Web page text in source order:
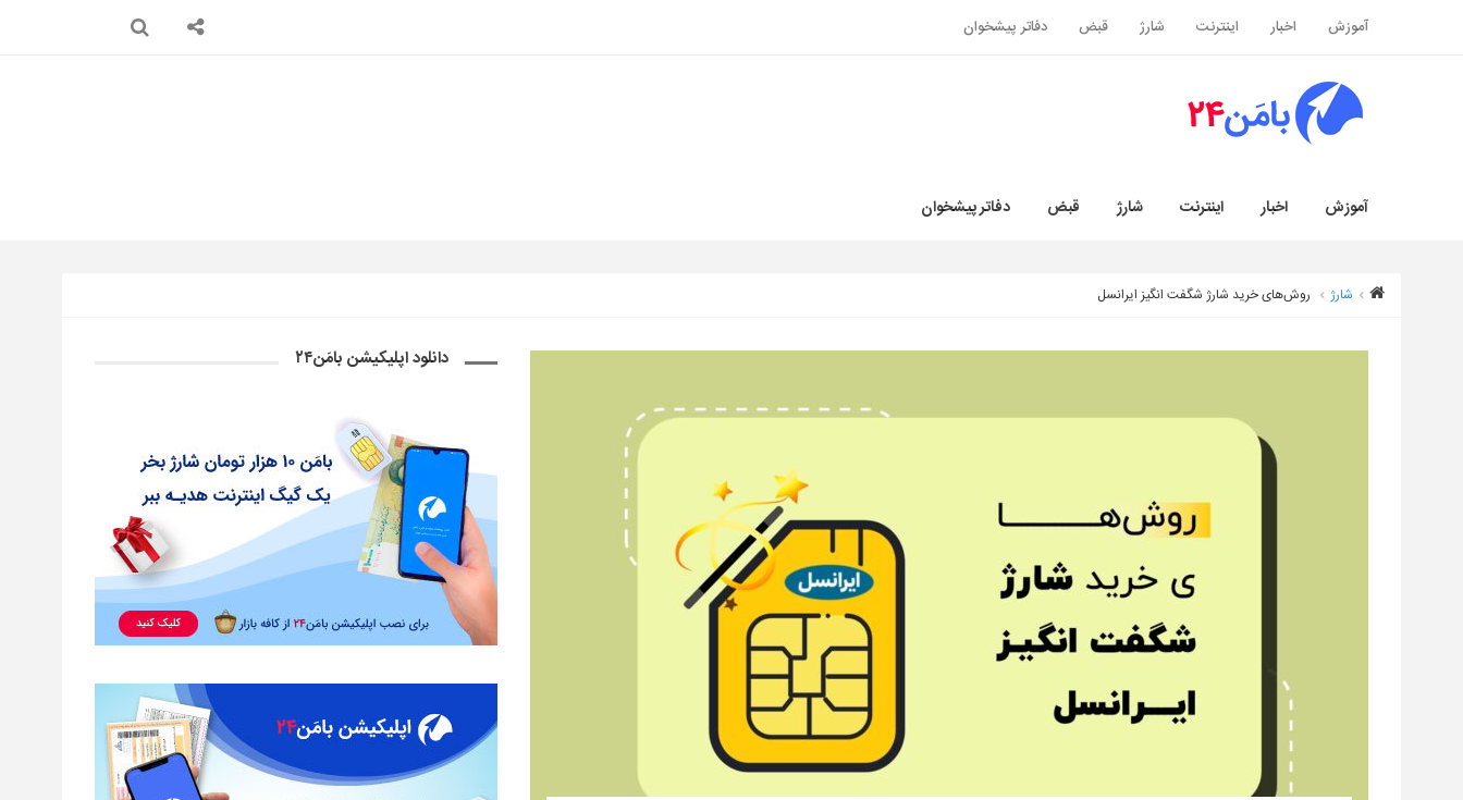
آموزش اخبار اینترنت شارژ قبض دفاتر پیشخوان
آموزش اخبار اینترنت شارژ قبض دفاتر پیشخوان
شارژ روش‌های خرید شارژ شگفت انگیز ایرانسل
دانلود اپلیکیشن بامَن۲۴